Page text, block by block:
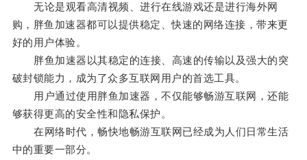
无论是观看高清视频、进行在线游戏还是进行海外网
购，胖鱼加速器都可以提供稳定、快速的网络连接，带来更
好的用户体验。
胖鱼加速器以其稳定的连接、高速的传输以及强大的突
破封锁能力，成为了众多互联网用户的首选工具。
用户通过使用胖鱼加速器，不仅能够畅游互联网，还能
够获得更高的安全性和隐私保护。
在网络时代，畅快地畅游互联网已经成为人们日常生活
中的重要一部分。